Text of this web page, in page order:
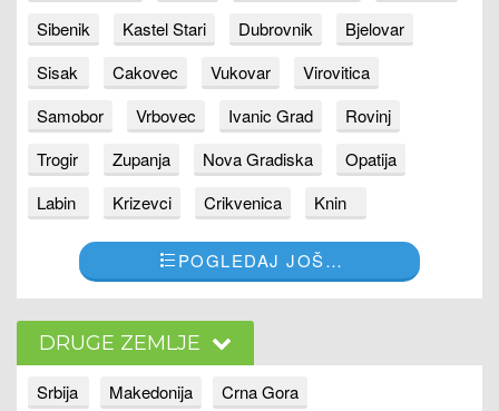
Sibenik
Kastel Stari Dubrovnik
Bjelovar
Sisak
Cakovec Vukovar
Virovitica
Samobor
Vrbovec Ivanic Grad
Rovinj
Trogir
Zupanja Nova Gradiska
Opatija
Labin
Krizevci Crikvenica Knin
POGLEDAJ JOŠ…
DRUGE ZEMLJE
Srbija Makedonija Crna Gora